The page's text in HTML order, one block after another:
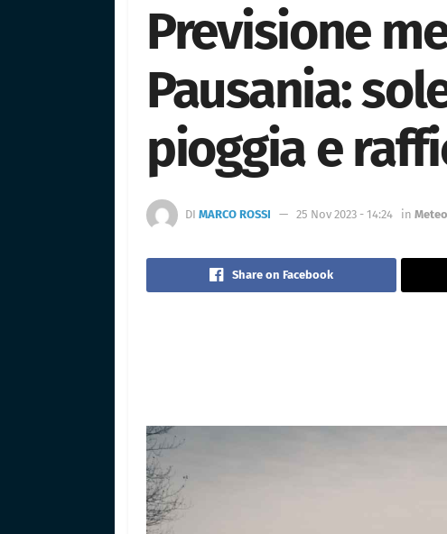
Previsione
Pausania:
pioggia e
DI MARCO ROSSI 25 Nov 2023 - 14:24 in
Share on Facebook